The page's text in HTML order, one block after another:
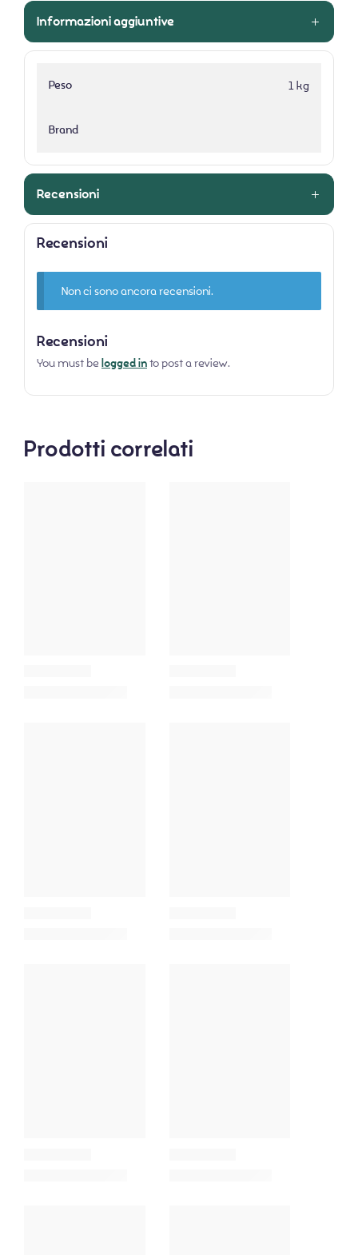
Informazioni aggiuntive
Peso 1 kg
Brand
Recensioni
Recensioni
Non ci sono ancora recensioni.
Recensioni
You must be logged into post a review.
Prodotti correlati